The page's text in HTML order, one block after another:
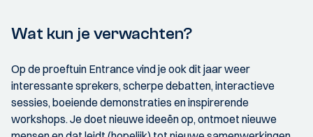
Wat kun je verwachten?
Op de proeftuin Entrance vind je ook dit jaar weer
interessante sprekers, scherpe debatten, interactieve
sessies, boeiende demonstraties en inspirerende
workshops. Je doet nieuwe ideeën op, ontmoet nieuwe